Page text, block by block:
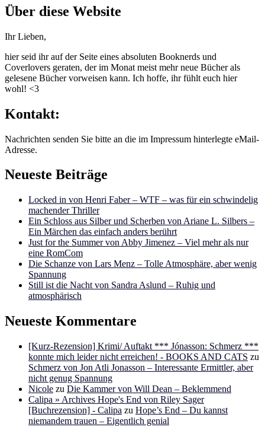
Über diese Website
Ihr Lieben,
hier seid ihr auf der Seite eines absoluten Booknerds und
Coverlovers geraten, der im Monat meist mehr neue Bücher als
gelesene Bücher vorweisen kann. Ich hoffe, ihr fühlt euch hier
wohl! <3
Kontakt:
Nachrichten senden Sie bitte an die im Impressum hinterlegte eMail-
Adresse.
Neueste Beiträge
Locked in von Henri Faber – WTF – was für ein schwindelig
machender Thriller
Ein Schloss aus Silber und Scherben von Ariane L. Silbers –
Ein Märchen das einfach anders berührt
Just for the Summer von Abby Jimenez – Viel mehr als nur
eine RomCom
Die Schanze von Lars Menz – Tolle Atmosphäre, aber wenig
Spannung
Still ist die Nacht von Sandra Aslund – Ruhig und
atmosphärisch
Neueste Kommentare
[Kurz-Rezension] Krimi/ Auftakt *** Jónasson: Schmerz ***
konnte mich leider nicht erreichen! - BOOKS AND CATS zu
Schmerz von Jon Atli Jonasson – Interessante Ermittler, aber
nicht genug Spannung
Nicole zu Die Kammer von Will Dean – Beklemmend
Calipa » Archives Hope's End von Riley Sager
[Buchrezension] - Calipa zu Hope’s End – Du kannst
niemandem trauen – Eigentlich genial